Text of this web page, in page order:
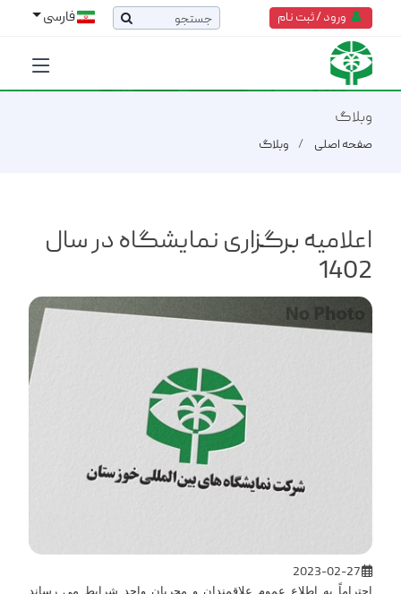
ورود / ثبت نام فارسی
وبلاگ
صفحه اصلی وبلاگ
اعلامیه برگزاری نمایشگاه در سال
1402
احتراماً به اطلاع عموم علاقمندان و مجریان واجد شرایط می رساند